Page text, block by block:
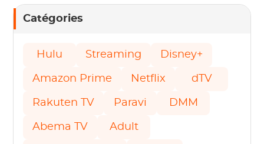
Catégories
Hulu Streaming Disney+
Amazon Prime Netflix dTV
Rakuten TV Paravi DMM
Abema TV Adult